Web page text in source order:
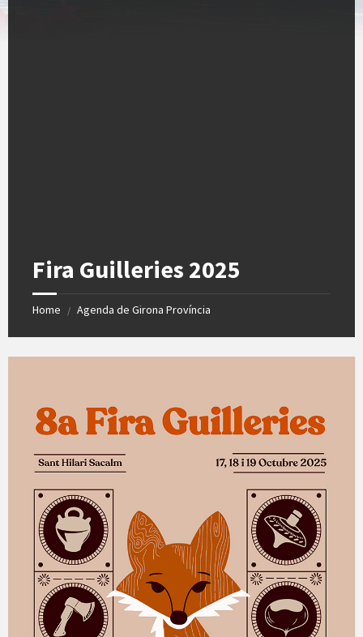
Fira Guilleries 2025
Home / Agenda de Girona Província